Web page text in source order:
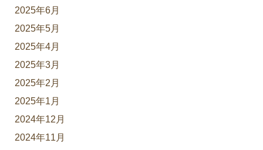
2025年6月
2025年5月
2025年4月
2025年3月
2025年2月
2025年1月
2024年12月
2024年11月